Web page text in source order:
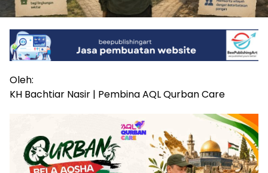
Oleh:
KH Bachtiar Nasir | Pembina AQL Qurban Care